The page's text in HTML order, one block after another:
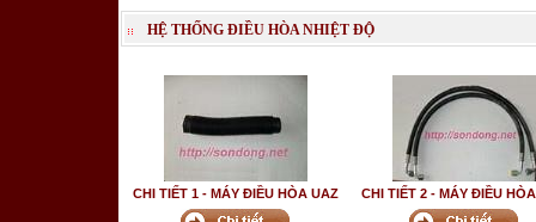
HỆ THỐNG ĐIỀU HÒA NHIỆT ĐỘ
CHI TIẾT 1 - MÁY ĐIỀU HÒA UAZ CHI TIẾT 2 - MÁY ĐIỀU